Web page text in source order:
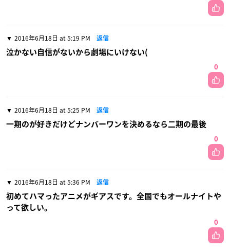
2016年6月18日 at 5:19 PM 返信
泣かない自信がないから劇場にいけない(
0
2016年6月18日 at 5:25 PM 返信
一期のが好きだけどナンバーワンを決めるなら二期の最後
0
2016年6月18日 at 5:36 PM 返信
初めてハマったアニメがギアスです。全国でもオールナイトや
って欲しい。
0